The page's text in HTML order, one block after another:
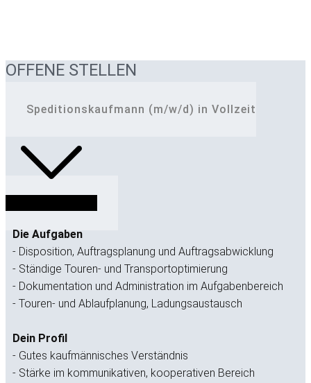
OFFENE STELLEN
Speditionskaufmann (m/w/d) in Vollzeit
Die Aufgaben
- Disposition, Auftragsplanung und Auftragsabwicklung
- Ständige Touren- und Transportoptimierung
- Dokumentation und Administration im Aufgabenbereich
- Touren- und Ablaufplanung, Ladungsaustausch
Dein Profil
- Gutes kaufmännisches Verständnis
- Stärke im kommunikativen, kooperativen Bereich